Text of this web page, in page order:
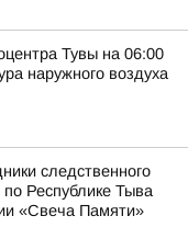
Тувы на 06:00
наружного воздуха
следственного
Республике Тыва
«Свеча Памяти»